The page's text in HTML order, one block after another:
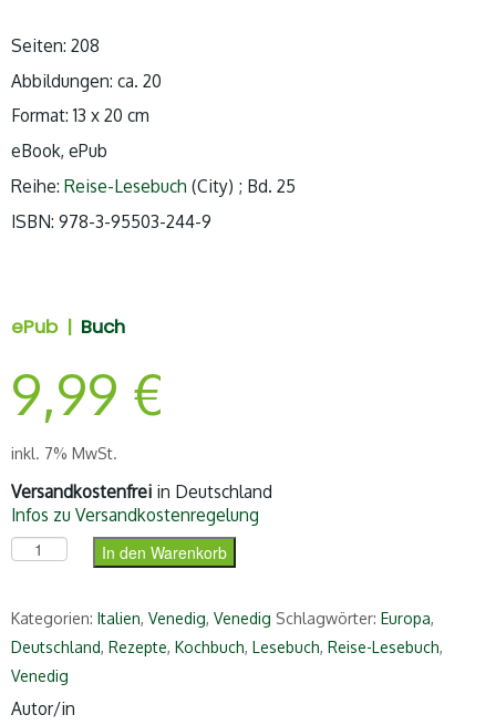
Seiten: 208
Abbildungen: ca. 20
Format: 13 x 20 cm
eBook, ePub
Reihe: Reise-Lesebuch (City) ; Bd. 25
ISBN: 978-3-95503-244-9
ePub | Buch
9,99 €
inkl. 7% MwSt.
Versandkostenfrei in Deutschland
Infos zu Versandkostenregelung
Das Venedig-Lesebuch (ePub) Menge
In den Warenkorb
Kategorien: Italien, Venedig, Venedig Schlagwörter: Europa,
Deutschland, Rezepte, Kochbuch, Lesebuch, Reise-Lesebuch,
Venedig
Autor/in